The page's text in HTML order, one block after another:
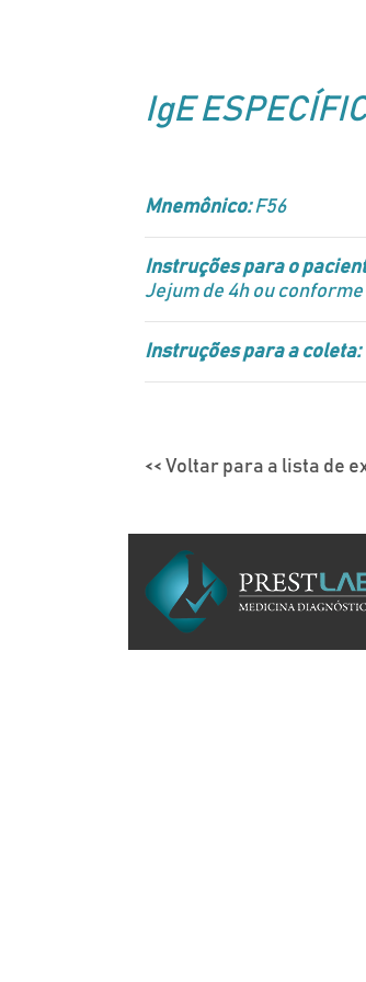
IgE
Mnemônico:F56
Instruções para o
Jejum de 4h ou
Instruções para a coleta:
<< Voltar para a lista de